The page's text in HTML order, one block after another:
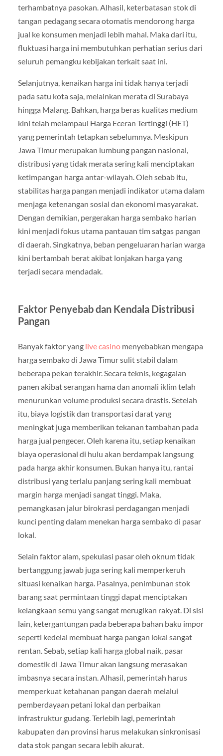
terhambatnya pasokan. Alhasil, keterbatasan stok di
tangan pedagang secara otomatis mendorong harga
jual ke konsumen menjadi lebih mahal. Maka dari itu,
fluktuasi harga ini membutuhkan perhatian serius dari
seluruh pemangku kebijakan terkait saat ini.
Selanjutnya, kenaikan harga ini tidak hanya terjadi
pada satu kota saja, melainkan merata di Surabaya
hingga Malang. Bahkan, harga beras kualitas medium
kini telah melampaui Harga Eceran Tertinggi (HET)
yang pemerintah tetapkan sebelumnya. Meskipun
Jawa Timur merupakan lumbung pangan nasional,
distribusi yang tidak merata sering kali menciptakan
ketimpangan harga antar-wilayah. Oleh sebab itu,
stabilitas harga pangan menjadi indikator utama dalam
menjaga ketenangan sosial dan ekonomi masyarakat.
Dengan demikian, pergerakan harga sembako harian
kini menjadi fokus utama pantauan tim satgas pangan
di daerah. Singkatnya, beban pengeluaran harian warga
kini bertambah berat akibat lonjakan harga yang
terjadi secara mendadak.
Faktor Penyebab dan Kendala Distribusi
Pangan
Banyak faktor yang live casinomenyebabkan mengapa
harga sembako di Jawa Timur sulit stabil dalam
beberapa pekan terakhir. Secara teknis, kegagalan
panen akibat serangan hama dan anomali iklim telah
menurunkan volume produksi secara drastis. Setelah
itu, biaya logistik dan transportasi darat yang
meningkat juga memberikan tekanan tambahan pada
harga jual pengecer. Oleh karena itu, setiap kenaikan
biaya operasional di hulu akan berdampak langsung
pada harga akhir konsumen. Bukan hanya itu, rantai
distribusi yang terlalu panjang sering kali membuat
margin harga menjadi sangat tinggi. Maka,
pemangkasan jalur birokrasi perdagangan menjadi
kunci penting dalam menekan harga sembako di pasar
lokal.
Selain faktor alam, spekulasi pasar oleh oknum tidak
bertanggung jawab juga sering kali memperkeruh
situasi kenaikan harga. Pasalnya, penimbunan stok
barang saat permintaan tinggi dapat menciptakan
kelangkaan semu yang sangat merugikan rakyat. Di sisi
lain, ketergantungan pada beberapa bahan baku impor
seperti kedelai membuat harga pangan lokal sangat
rentan. Sebab, setiap kali harga global naik, pasar
domestik di Jawa Timur akan langsung merasakan
imbasnya secara instan. Alhasil, pemerintah harus
memperkuat ketahanan pangan daerah melalui
pemberdayaan petani lokal dan perbaikan
infrastruktur gudang. Terlebih lagi, pemerintah
kabupaten dan provinsi harus melakukan sinkronisasi
data stok pangan secara lebih akurat.